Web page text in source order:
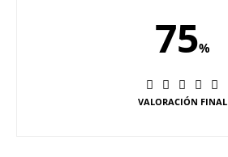
75%
VALORACIÓN FINAL